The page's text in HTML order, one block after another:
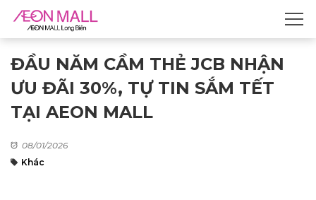
ĐẦU NĂM CẦM THẺ JCB NHẬN
ƯU ĐÃI 30%, TỰ TIN SẮM TẾT
TẠI AEON MALL
08/01/2026
Khác